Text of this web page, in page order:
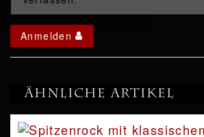
Anmelden
Ähnliche Artikel